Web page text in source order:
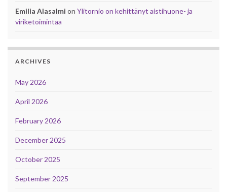
Emilia Alasalmi on Ylitornio on kehittänyt aistihuone- ja
viriketoimintaa
ARCHIVES
May 2026
April 2026
February 2026
December 2025
October 2025
September 2025